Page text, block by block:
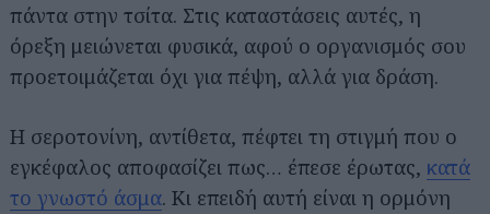
πάντα στην τσίτα. Στις καταστάσεις αυτές, η
όρεξη μειώνεται φυσικά, αφού ο οργανισμός σου
προετοιμάζεται όχι για πέψη, αλλά για δράση.
Η σεροτονίνη, αντίθετα, πέφτει τη στιγμή που ο
εγκέφαλος αποφασίζει πως… έπεσε έρωτας, κατά
το γνωστό άσμα. Κι επειδή αυτή είναι η ορμόνη